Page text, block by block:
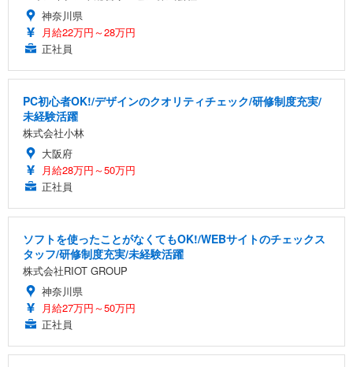
神奈川県
月給22万円～28万円
正社員
PC初心者OK!/デザインのクオリティチェック/研修制度充実/
未経験活躍
株式会社小林
大阪府
月給28万円～50万円
正社員
ソフトを使ったことがなくてもOK!/WEBサイトのチェックス
タッフ/研修制度充実/未経験活躍
株式会社RIOT GROUP
神奈川県
月給27万円～50万円
正社員